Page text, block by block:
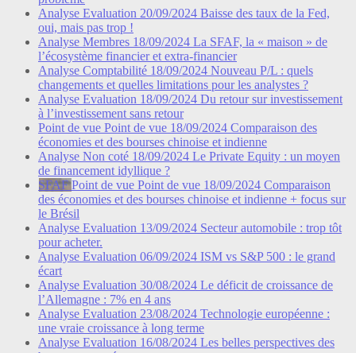
Analyse Evaluation 20/09/2024 Baisse des taux de la Fed,
oui, mais pas trop !
Analyse Membres 18/09/2024 La SFAF, la « maison » de
l’écosystème financier et extra-financier
Analyse Comptabilité 18/09/2024 Nouveau P/L : quels
changements et quelles limitations pour les analystes ?
Analyse Evaluation 18/09/2024 Du retour sur investissement
à l’investissement sans retour
Point de vue Point de vue 18/09/2024 Comparaison des
économies et des bourses chinoise et indienne
Analyse Non coté 18/09/2024 Le Private Equity : un moyen
de financement idyllique ?
SFAF Point de vue Point de vue 18/09/2024 Comparaison
des économies et des bourses chinoise et indienne + focus sur
le Brésil
Analyse Evaluation 13/09/2024 Secteur automobile : trop tôt
pour acheter.
Analyse Evaluation 06/09/2024 ISM vs S&P 500 : le grand
écart
Analyse Evaluation 30/08/2024 Le déficit de croissance de
l’Allemagne : 7% en 4 ans
Analyse Evaluation 23/08/2024 Technologie européenne :
une vraie croissance à long terme
Analyse Evaluation 16/08/2024 Les belles perspectives des